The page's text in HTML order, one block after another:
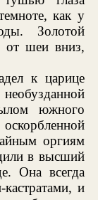
как у
Золотой
от шеи вниз,
к царице
южного
оргиям
в высший
Она всегда
и